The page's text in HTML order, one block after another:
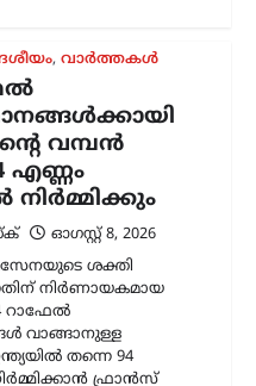
ഇതുസംബന്ധിച്ച…
,ട്രെൻഡിംഗ്,
ചൈനക്കും
റഷ്യൻ എണ്ണ
തീരുവ;
ബില്ലിന്
ഓഗസ്റ്റ്‌ 8, 2026
എണ്ണയും
വാങ്ങുന്ന